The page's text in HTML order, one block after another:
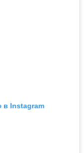
в Instagram